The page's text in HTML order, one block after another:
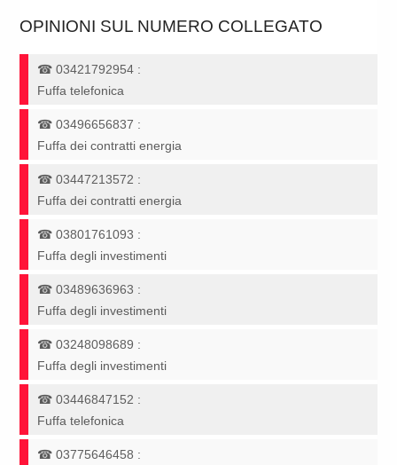
OPINIONI SUL NUMERO COLLEGATO
☎03421792954 :
Fuffa telefonica
☎03496656837 :
Fuffa dei contratti energia
☎03447213572 :
Fuffa dei contratti energia
☎03801761093 :
Fuffa degli investimenti
☎03489636963 :
Fuffa degli investimenti
☎03248098689 :
Fuffa degli investimenti
☎03446847152 :
Fuffa telefonica
☎03775646458 :